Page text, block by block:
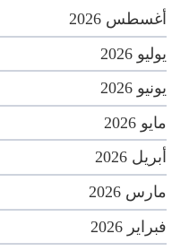
أغسطس 2026
يوليو 2026
يونيو 2026
مايو 2026
أبريل 2026
مارس 2026
فبراير 2026